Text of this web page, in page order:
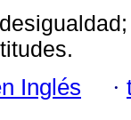
Inglés ·